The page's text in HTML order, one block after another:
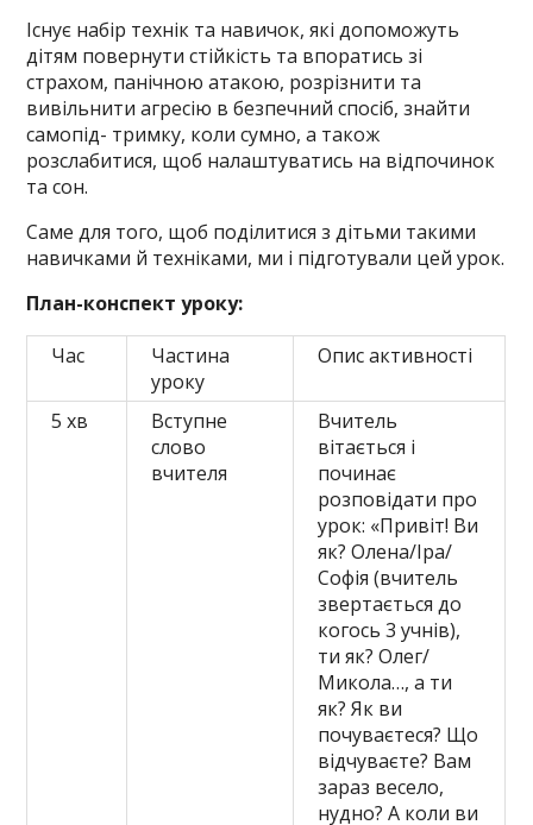
Існує набір технік та навичок, які допоможуть
дітям повернути стійкість та впоратись зі
страхом, панічною атакою, розрізни­ти та
вивільнити агресію в безпечний спосіб, знайти
самопід- тримку, коли сумно, а також
розслабитися, щоб налаштуватись на відпочинок
та сон.
Саме для того, щоб поділитися з дітьми такими
навичками й техніками, ми і підготували цей урок.
План-конспект уроку:
Час
Частина
уроку
Опис активності
5 хв
Вступне
слово
вчителя
Вчитель
вітається і
починає
розповідати про
урок: «Привіт! Ви
як? Олена/Іра/
Софія (вчитель
звертається до
когось 3 учнів),
ти як? Олег/
Микола…, а ти
як? Як ви
почуваєтеся? Що
відчуваєте? Вам
зараз весело,
нудно? А коли ви